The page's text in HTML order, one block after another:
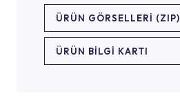
ÜRÜN GÖRSELLERI (ZIP)
ÜRÜN BILGI KARTI